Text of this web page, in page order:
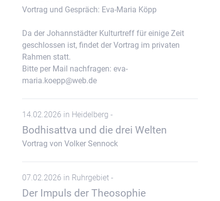
Vortrag und Gespräch: Eva-Maria Köpp
Da der Johannstädter Kulturtreff für einige Zeit
geschlossen ist, findet der Vortrag im privaten
Rahmen statt.
Bitte per Mail nachfragen: eva-
maria.koepp@web.de
14.02.2026 in Heidelberg -
Bodhisattva und die drei Welten
Vortrag von Volker Sennock
07.02.2026 in Ruhrgebiet -
Der Impuls der Theosophie